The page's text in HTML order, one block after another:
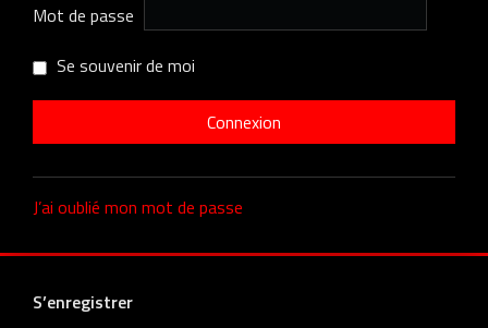
Mot de passe
Se souvenir de moi
J’ai oublié mon mot de passe
S’enregistrer